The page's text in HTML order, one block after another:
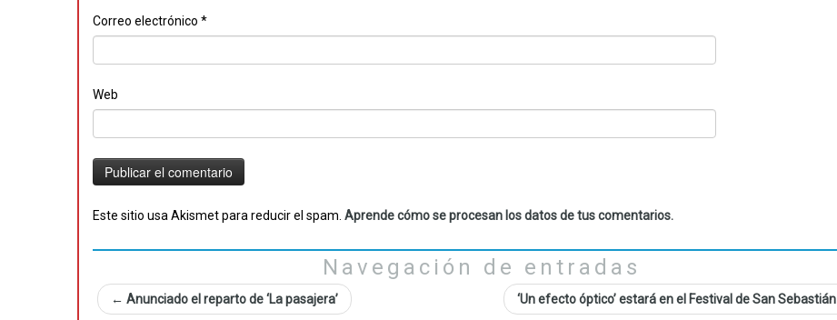
Correo electrónico *
Web
Este sitio usa Akismet para reducir el spam. Aprende cómo se procesan los datos de tus comentarios.
Navegación de entradas
← Anunciado el reparto de ‘La pasajera’ ‘Un efecto óptico’ estará en el Festival de San Sebastián